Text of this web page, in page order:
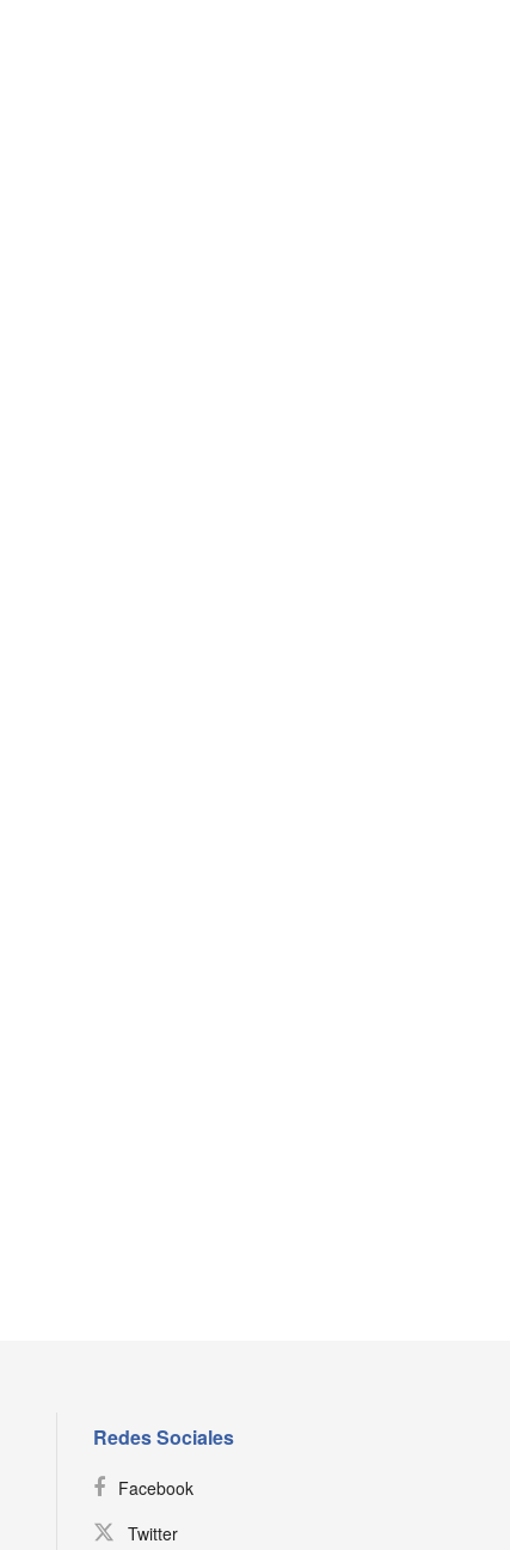
Redes Sociales
Facebook
Twitter